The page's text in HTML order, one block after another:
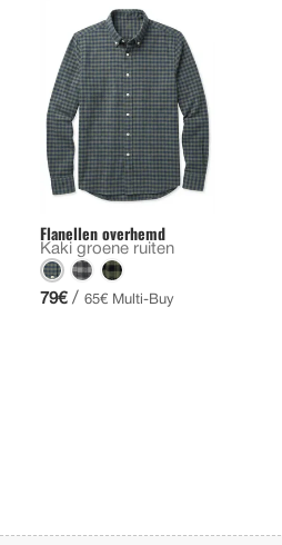
Flanellen overhemd
Kaki groene ruiten
79€ / 65€ Multi-Buy